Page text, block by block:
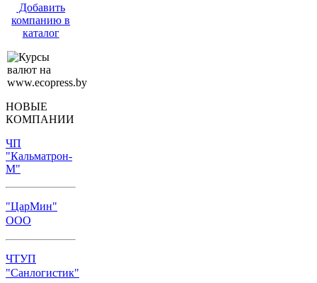
Добавить
компанию в
каталог
НОВЫЕ
КОМПАНИИ
ЧП
"Кальматрон-
М"
"ЦарМин"
ООО
ЧТУП
"Санлогистик"